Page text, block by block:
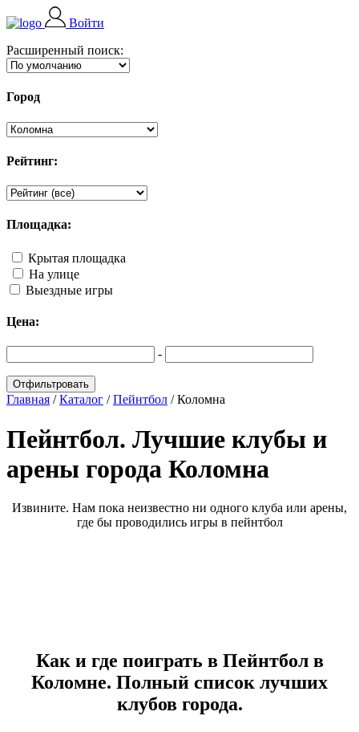
Войти
Расширенный поиск:
Город
Рейтинг:
Площадка:
Крытая площадка
На улице
Выездные игры
Цена:
-
Главная /Каталог /Пейнтбол /Коломна
Пейнтбол. Лучшие клубы и
арены города Коломна
Извините. Нам пока неизвестно ни одного клуба или арены,
где бы проводились игры в пейнтбол
Как и где поиграть в Пейнтбол в
Коломне. Полный список лучших
клубов города.